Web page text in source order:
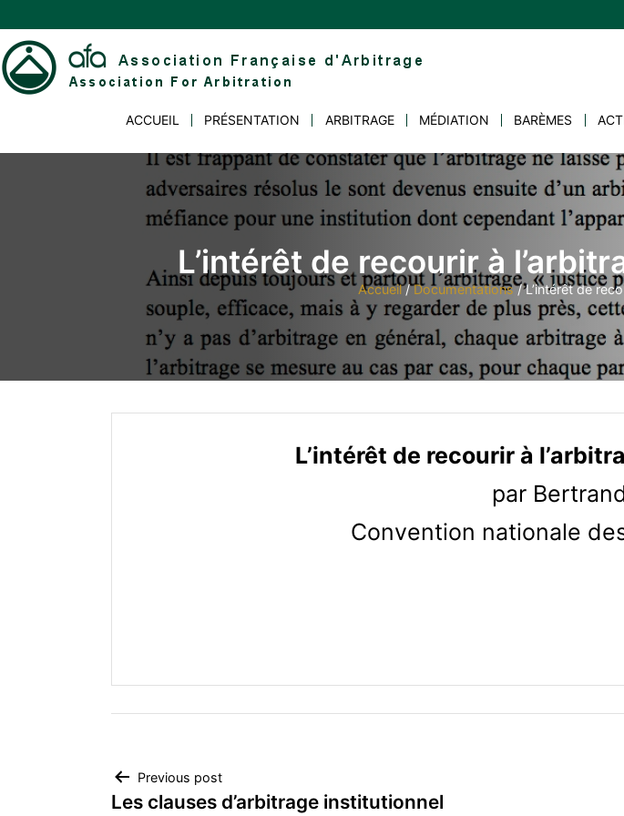
to
content
d'Arbitrage
ACCUEIL PRÉSENTATION ARBITRAGE MÉDIATION BARÈMES
L’intérêt de recourir à
Accueil/Documentations/L’intérêt de
L’intérêt de recourir à
par
Convention nationale
Navigation
Previous post
Les clauses d’arbitrage institutionnel